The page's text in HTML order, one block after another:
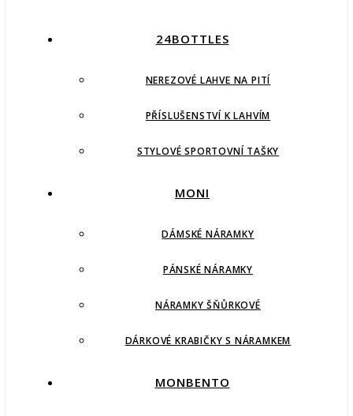
24BOTTLES
NEREZOVÉ LAHVE NA PITÍ
PŘÍSLUŠENSTVÍ K LAHVÍM
STYLOVÉ SPORTOVNÍ TAŠKY
MONI
DÁMSKÉ NÁRAMKY
PÁNSKÉ NÁRAMKY
NÁRAMKY ŠŇŮRKOVÉ
DÁRKOVÉ KRABIČKY S NÁRAMKEM
MONBENTO